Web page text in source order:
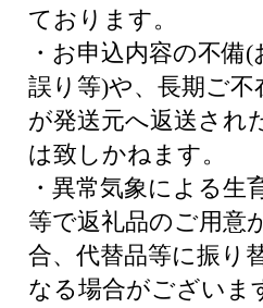
ております。
・お申込内容の不備
誤り等)や、長期ご
が発送元へ返送され
は致しかねます。
・異常気象による生
等で返礼品のご用意
合、代替品等に振り
なる場合がございま